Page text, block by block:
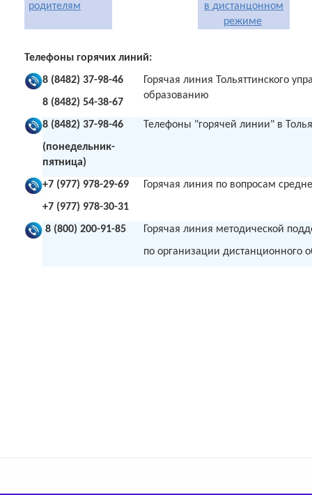
родителям
в дистанцонном
режиме
Телефоны горячих линий:
8 (8482) 37-98-46
8 (8482) 54-38-67
Горячая линия Тольяттинского
образованию
8 (8482) 37-98-46
(понедельник-
пятница)
Телефоны "горячей линии" в
+7 (977) 978-29-69
+7 (977) 978-30-31
Горячая линия по вопросам
8 (800) 200-91-85
Горячая линия методической
по организации дистанционного